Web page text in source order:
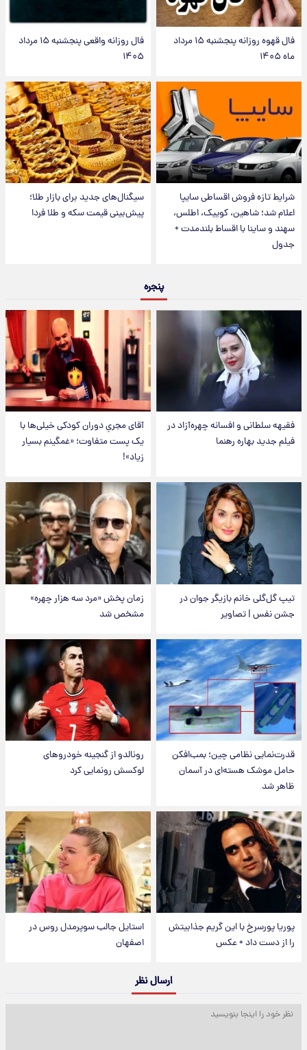
فال قهوه روزانه پنجشنبه ۱۵ مرداد
ماه ۱۴۰۵
فال روزانه واقعی پنجشنبه ۱۵ مرداد
۱۴۰۵
شرایط تازه فروش اقساطی سایپا
اعلام شد؛ شاهین، کوییک، اطلس،
سهند و ساینا با اقساط بلندمدت +
جدول
سیگنال‌های جدید برای بازار طلا؛
پیش‌بینی قیمت سکه و طلا فردا
پنجره
فقیهه سلطانی و افسانه چهره‌آزاد در
فیلم جدید بهاره رهنما
آقای مجریِ دوران کودکی خیلی‌ها با
یک پست متفاوت؛ «غمگینم بسیار
زیاد»!
تیپ گل‌گلی خانم بازیگر جوان در
جشن نفس | تصاویر
زمان پخش «مرد سه هزار چهره»
مشخص شد
قدرت‌نمایی نظامی چین؛ بمب‌افکن
حامل موشک هسته‌ای در آسمان
ظاهر شد
رونالدو از گنجینه خودروهای
لوکسش رونمایی کرد
پوریا پورسرخ با این گریم جذابیتش
را از دست داد + عکس
استایل جالب سوپرمدل روس در
اصفهان
ارسال نظر